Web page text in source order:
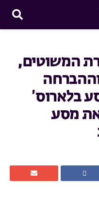
המשוטים,
בלארוס’
מסע